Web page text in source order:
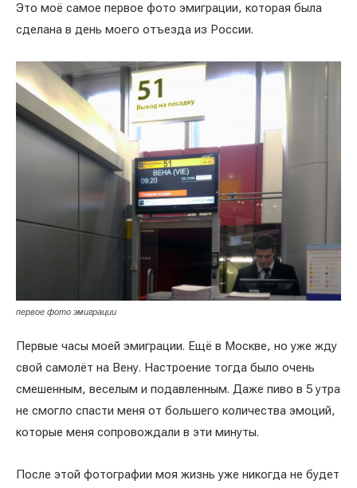
Это моё самое первое фото эмиграции, которая была
сделана в день моего отъезда из России.
первое фото эмиграции
Первые часы моей эмиграции. Ещё в Москве, но уже жду
свой самолёт на Вену. Настроение тогда было очень
смешенным, веселым и подавленным. Даже пиво в 5 утра
не смогло спасти меня от большего количества эмоций,
которые меня сопровождали в эти минуты.
После этой фотографии моя жизнь уже никогда не будет